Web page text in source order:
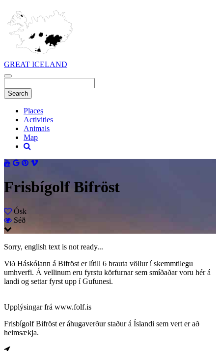
GREAT ICELAND
Places
Activities
Animals
Map
Frisbígolf Bifröst
Ósk
Séð
Sorry, english text is not ready...
Við Háskólann á Bifröst er lítill 6 brauta völlur í skemmtilegu
umhverfi. Á vellinum eru fyrstu körfurnar sem smíðaðar voru hér á
landi og settar fyrst upp í Gufunesi.
Upplýsingar frá www.folf.is
Frisbígolf Bifröst er áhugaverður staður á Íslandi sem vert er að
heimsækja.